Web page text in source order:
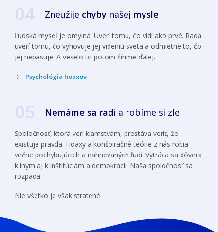
04 Zneužije chyby našej mysle
Ľudská myseľ je omylná. Uverí tomu, čo vidí ako prvé. Rada
uverí tomu, čo vyhovuje jej videniu sveta a odmietne to, čo
jej nepasuje. A veselo to potom šírime ďalej.
Psychológia hoaxov
05 Nemáme sa radi a robíme si zle
Spoločnosť, ktorá verí klamstvám, prestáva veriť, že
existuje pravda. Hoaxy a konšpiračné teórie z nás robia
večne pochybujúcich a nahnevaných ľudí. Vytráca sa dôvera
k iným aj k inštitúciám a demokracii. Naša spoločnosť sa
rozpadá.
Nie všetko je však stratené.